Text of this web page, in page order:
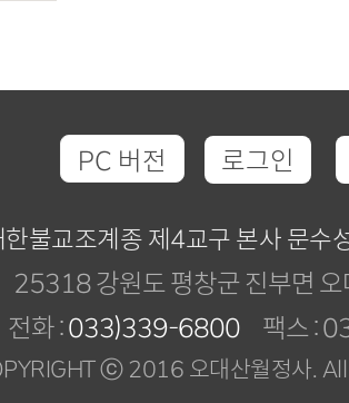
PC 버전 로그인
한불교조계종 제4교구 본사 문수
25318 강원도 평창군 진부면
전화 :033)339-6800 팩스 :
ⓒ 2016 오대산월정사.